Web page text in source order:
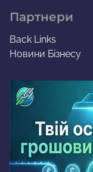
Партнери
Back Links
Новини Бізнесу